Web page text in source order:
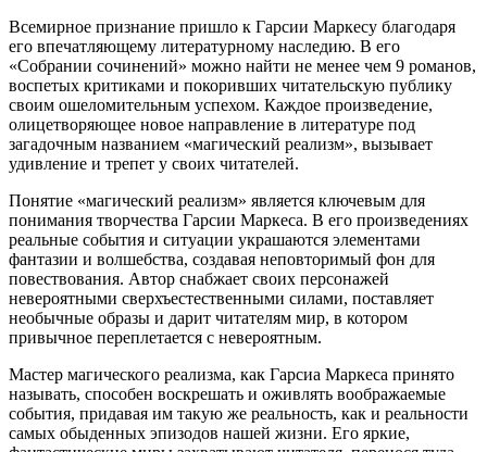
Всемирное признание пришло к Гарсии Маркесу благодаря
его впечатляющему литературному наследию. В его
«Собрании сочинений» можно найти не менее чем 9 романов,
воспетых критиками и покоривших читательскую публику
своим ошеломительным успехом. Каждое произведение,
олицетворяющее новое направление в литературе под
загадочным названием «магический реализм», вызывает
удивление и трепет у своих читателей.
Понятие «магический реализм» является ключевым для
понимания творчества Гарсии Маркеса. В его произведениях
реальные события и ситуации украшаются элементами
фантазии и волшебства, создавая неповторимый фон для
повествования. Автор снабжает своих персонажей
невероятными сверхъестественными силами, поставляет
необычные образы и дарит читателям мир, в котором
привычное переплетается с невероятным.
Мастер магического реализма, как Гарсиа Маркеса принято
называть, способен воскрешать и оживлять воображаемые
события, придавая им такую же реальность, как и реальности
самых обыденных эпизодов нашей жизни. Его яркие,